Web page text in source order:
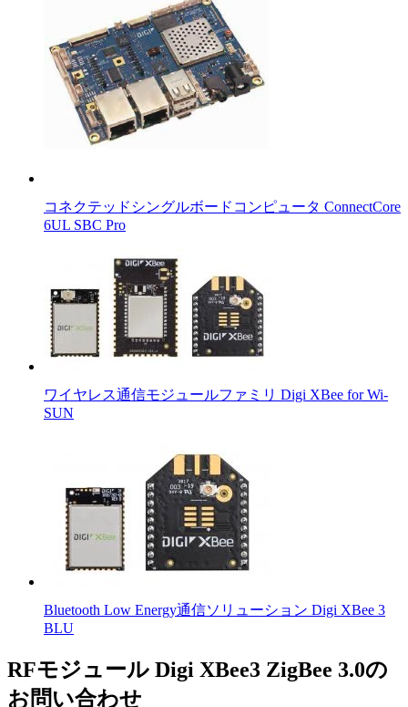
コネクテッドシングルボードコンピュータ ConnectCore
6UL SBC Pro
ワイヤレス通信モジュールファミリ Digi XBee for Wi-
SUN
Bluetooth Low Energy通信ソリューション Digi XBee 3
BLU
RFモジュール Digi XBee3 ZigBee 3.0の
お問い合わせ